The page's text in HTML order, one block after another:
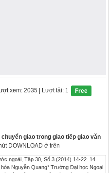
xem: 2035 | Lượt tải: 1 Free
chuyển giao trong giao tiếp giao văn
DOWNLOAD ở trên
ngoài, Tập 30, Số 3 (2014) 14-22 14
Nguyễn Quang* Trường Đại học Ngoại